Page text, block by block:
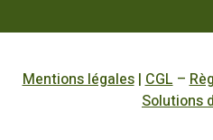
Mentions légales|CGL–
Solutions